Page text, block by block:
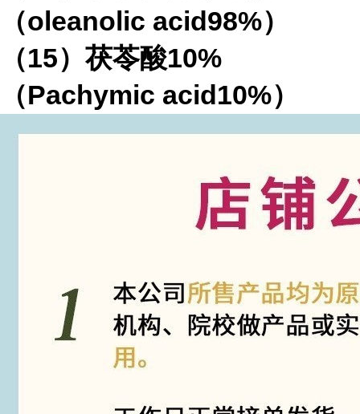
（oleanolic acid98%）
（15）茯苓酸10%
（Pachymic acid10%）